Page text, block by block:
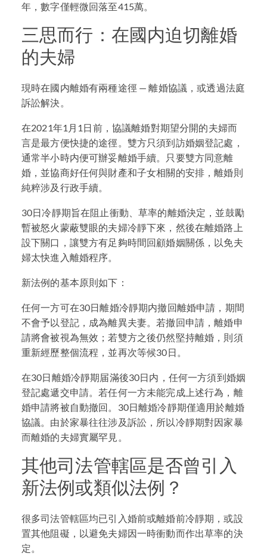
年，數字僅輕微回落至415萬。
三思而行：在國内迫切離婚
的夫婦
現時在國内離婚有兩種途徑 — 離婚協議，或透過法庭
訴訟解決。
在2021年1月1日前，協議離婚對期望分開的夫婦而
言是最方便快捷的途徑。雙方只須到訪婚姻登記處，
通常半小時内便可辦妥離婚手續。只要雙方同意離
婚，並協商好任何與財產和子女相關的安排，離婚則
純粹涉及行政手續。
30日冷靜期旨在阻止衝動、草率的離婚決定，並鼓勵
暫被怒火蒙蔽雙眼的夫婦冷靜下來，然後在離婚路上
設下關口，讓雙方有足夠時間回顧婚姻關係，以免夫
婦太快進入離婚程序。
新法例的基本原則如下：
任何一方可在30日離婚冷靜期内撤回離婚申請，期間
不會予以登記，成為離異夫妻。若撤回申請，離婚申
請將會被視為無效；若雙方之後仍然堅持離婚，則須
重新經歷整個流程，並再次等候30日。
在30日離婚冷靜期届滿後30日内，任何一方須到婚姻
登記處遞交申請。若任何一方未能完成上述行為，離
婚申請將被自動撤回。30日離婚冷靜期僅適用於離婚
協議。由於家暴往往涉及訴訟，所以冷靜期對因家暴
而離婚的夫婦實屬罕見。
其他司法管轄區是否曾引入
新法例或類似法例？
很多司法管轄區均已引入婚前或離婚前冷靜期，或設
置其他阻礙，以避免夫婦因一時衝動而作出草率的決
定。